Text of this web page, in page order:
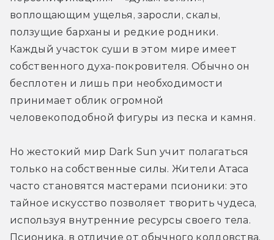
воплощающим ущелья, заросли, скалы,
ползущие барханы и редкие родники.
Каждый участок суши в этом мире имеет
собственного духа-покровителя. Обычно он
бесплотен и лишь при необходимости
принимает облик огромной
человекоподобной фигуры из песка и камня.
Но жестокий мир Dark Sun учит полагаться
только на собственные силы. Жители Атаса
часто становятся мастерами псионики: это
тайное искусство позволяет творить чудеса,
используя внутренние ресурсы своего тела.
Псионика, в отличие от обычного колдовства,